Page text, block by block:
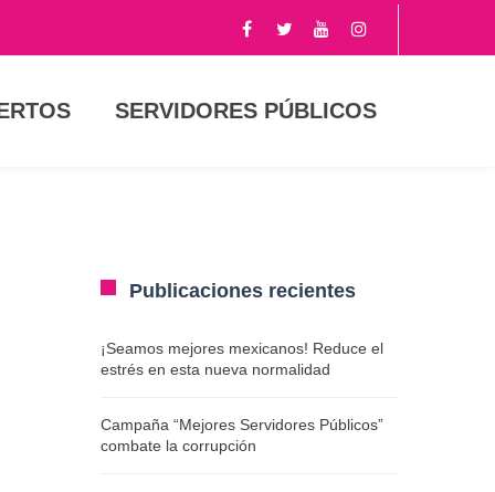
SERVIDORES PÚBLICOS
Publicaciones recientes
¡Seamos mejores mexicanos! Reduce el
estrés en esta nueva normalidad
Campaña “Mejores Servidores Públicos”
combate la corrupción